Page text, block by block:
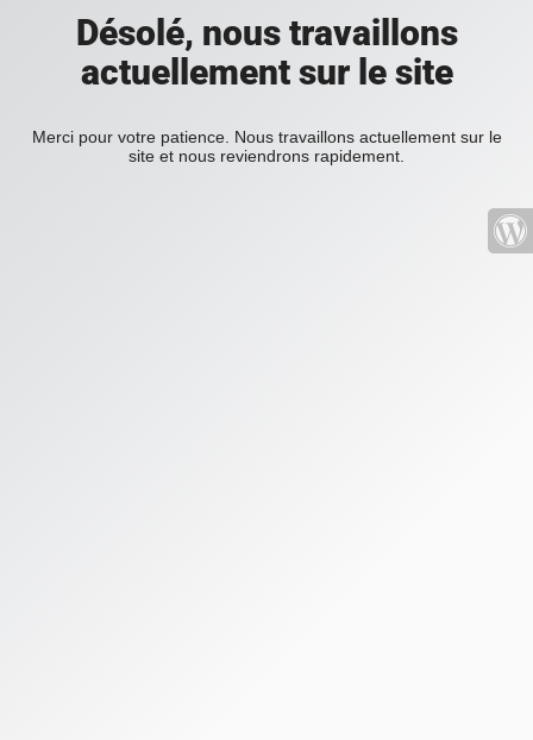
Désolé, nous travaillons
actuellement sur le site
Merci pour votre patience. Nous travaillons actuellement sur le
site et nous reviendrons rapidement.